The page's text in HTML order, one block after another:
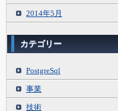
2014年5月
カテゴリー
PostgreSql
事業
技術